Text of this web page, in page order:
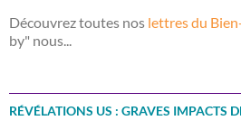
Découvrez toutes nos lettres du
by" nous...
RÉVÉLATIONS US : GRAVES IMPACTS